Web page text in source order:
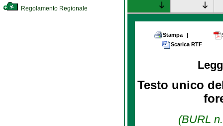
Regolamento Regionale
Stampa |
Scarica RTF
Testo unico
(BURL